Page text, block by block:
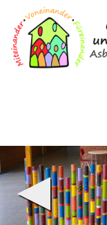
Zum Inhalt,